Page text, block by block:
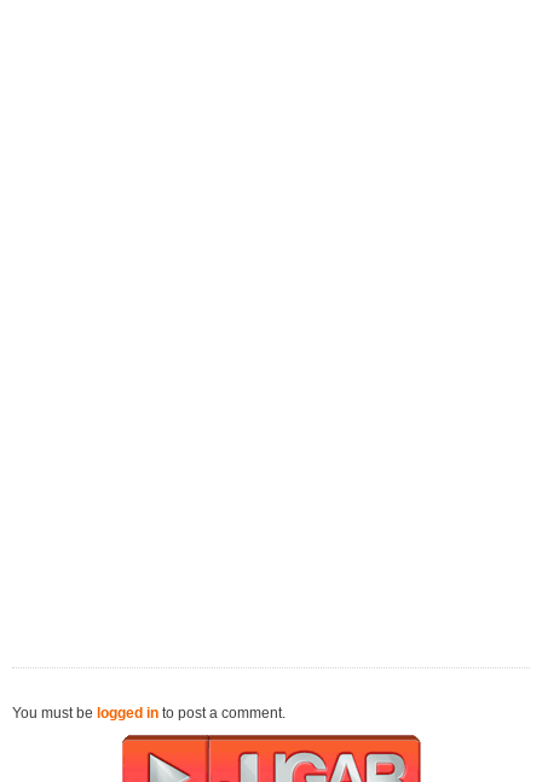
You must be logged in to post a comment.